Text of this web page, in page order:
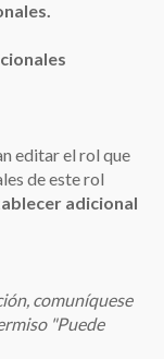
editar el rol que
de este rol
adicional
comuníquese
"Puede